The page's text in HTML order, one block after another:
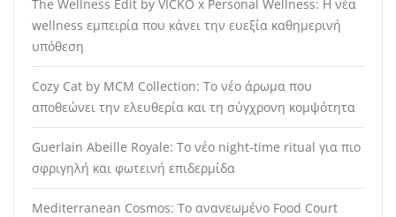
The Wellness Edit by VICKO x Personal Wellness: Η νέα
wellness εμπειρία που κάνει την ευεξία καθημερινή
υπόθεση
Cozy Cat by MCM Collection: Το νέο άρωμα που
αποθεώνει την ελευθερία και τη σύγχρονη κομψότητα
Guerlain Abeille Royale: Το νέο night-time ritual για πιο
σφριγηλή και φωτεινή επιδερμίδα
Mediterranean Cosmos: Το ανανεωμένο Food Court